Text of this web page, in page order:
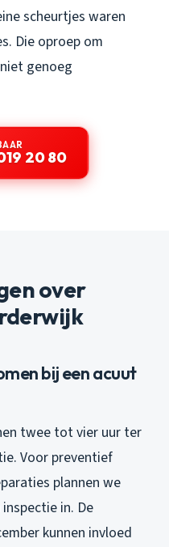
scheurtjes waren
Die oproep om
genoeg
20 80
over
bij een acuut
twee tot vier uur ter
Voor preventief
plannen we
in. De
kunnen invloed